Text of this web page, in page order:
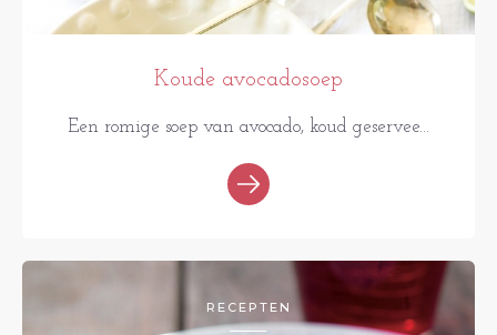
Koude avocadosoep
Een romige soep van avocado, koud geservee...
RECEPTEN